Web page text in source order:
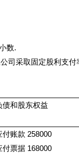
数.
司采取固定股利支付
债和股东权益
付账款 258000
付票据 168000